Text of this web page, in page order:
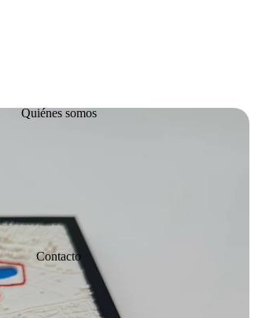
Quiénes somos
Contacto